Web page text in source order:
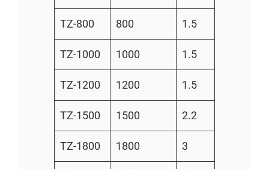
TZ-800 800 1.5
TZ-1000 1000 1.5
TZ-1200 1200 1.5
TZ-1500 1500 2.2
TZ-1800 1800 3